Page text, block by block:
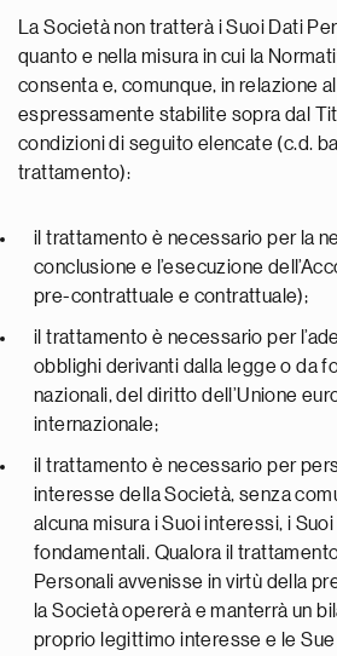
La Società non tratterà i Suoi Dati
quanto e nella misura in cui la
consenta e, comunque, in relazione
espressamente stabilite sopra dal
condizioni di seguito elencate (c.d.
trattamento):
il trattamento è necessario per la
conclusione e l’esecuzione
pre-contrattuale e contrattuale);
il trattamento è necessario per
obblighi derivanti dalla legge o da
nazionali, del diritto dell’Unione
internazionale;
il trattamento è necessario per
interesse della Società, senza
alcuna misura i Suoi interessi, i
fondamentali. Qualora il
Personali avvenisse in virtù della
la Società opererà e manterrà un
proprio legittimo interesse e le